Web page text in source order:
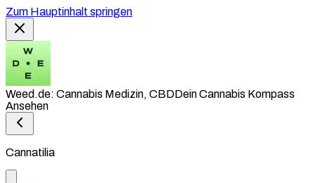
Zum Hauptinhalt springen
Weed.de: Cannabis Medizin, CBDDein Cannabis Kompass
Ansehen
Cannatilia